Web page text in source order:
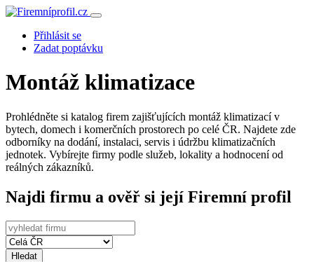
Přihlásit se
Zadat poptávku
Montáž klimatizace
Prohlédněte si katalog firem zajišťujících montáž klimatizací v
bytech, domech i komerčních prostorech po celé ČR. Najdete zde
odborníky na dodání, instalaci, servis i údržbu klimatizačních
jednotek. Vybírejte firmy podle služeb, lokality a hodnocení od
reálných zákazníků.
Najdi firmu a ověř si její Firemní profil
Hledat